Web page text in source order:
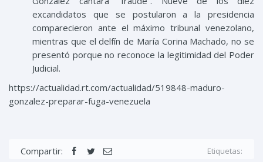
excandidatos que se postularon a la presidencia
comparecieron ante el máximo tribunal venezolano,
mientras que el delfín de María Corina Machado, no se
presentó porque no reconoce la legitimidad del Poder
Judicial.
https://actualidad.rt.com/actualidad/519848-maduro-
gonzalez-preparar-fuga-venezuela
Compartir: Etiquetas: